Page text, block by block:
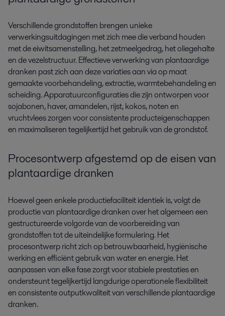
Verschillende grondstoffen brengen unieke
verwerkingsuitdagingen met zich mee die verband houden
met de eiwitsamenstelling, het zetmeelgedrag, het oliegehalte
en de vezelstructuur. Effectieve verwerking van plantaardige
dranken past zich aan deze variaties aan via op maat
gemaakte voorbehandeling, extractie, warmtebehandeling en
scheiding. Apparatuurconfiguraties die zijn ontworpen voor
sojabonen, haver, amandelen, rijst, kokos, noten en
vruchtvlees zorgen voor consistente producteigenschappen
en maximaliseren tegelijkertijd het gebruik van de grondstof.
Procesontwerp afgestemd op de eisen van
plantaardige dranken
Hoewel geen enkele productiefaciliteit identiek is, volgt de
productie van plantaardige dranken over het algemeen een
gestructureerde volgorde van de voorbereiding van
grondstoffen tot de uiteindelijke formulering. Het
procesontwerp richt zich op betrouwbaarheid, hygiënische
werking en efficiënt gebruik van water en energie. Het
aanpassen van elke fase zorgt voor stabiele prestaties en
ondersteunt tegelijkertijd langdurige operationele flexibiliteit
en consistente outputkwaliteit van verschillende plantaardige
dranken.